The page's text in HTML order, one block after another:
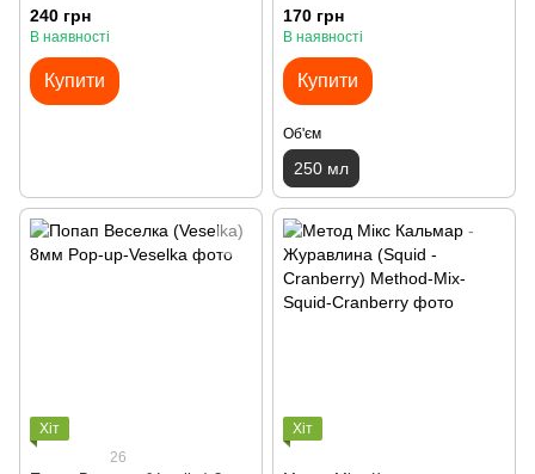
240 грн
В наявності
Купити
170 грн
В наявності
Купити
Об'єм
250 мл
Хіт
26
Хіт